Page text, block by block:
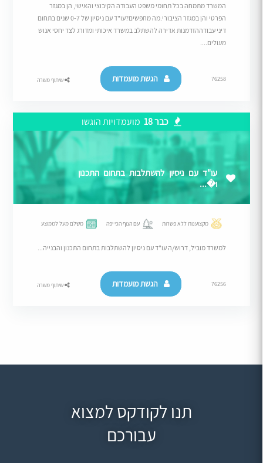
המשרד מתמחה בכל תחומי משפט העבודה הקיבוצי והאישי, הן במגזר
הפרטי והן במגזר הציבורי.מה מחפשים?עו"ד עם ניסיון של 0-7 שנים בתחום
דיני עבודההזדמנות אדירה להשתלב במשרד איכותי ומדורג לצד יחסי אנוש
מעולים....
76258 הגשת מועמדות שיתוף משרה
כבר 18 מועמדויות הוגשו
עו"ד עם ניסיון להשתלבות בתחום התכנון
ו�...
מקצוענות ללא פשרות עם הנוף הכי יפה משלם מעל לממוצע
למשרד מוביל, דרוש/ה עו"ד עם ניסיון להשתלבות בתחום התכנון והבנייה...
76256 הגשת מועמדות שיתוף משרה
תנו לקודקס למצוא
עבורכם